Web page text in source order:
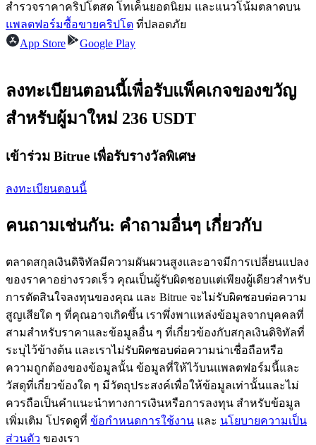
เป็นเทรดเดอร์คัดลอก
เพลิดเพลินกับการแบ่งปันผลกำไรและค่าคอมมิชชั่นการคัด
ลอกการซื้อขาย
สำรวจราคาคริปโตสด โทเค็นยอดนิยม และแนวโน้มตลาดบน
แพลตฟอร์มซื้อขายคริปโต ที่ปลอดภัย
App Store
Google Play
ลงทะเบียนตอนนี้เพื่อรับแพ็คเกจของขวัญ
สำหรับผู้มาใหม่ 236 USDT
เข้าร่วม Bitrue เพื่อรับรางวัลพิเศษ
ลงทะเบียนตอนนี้
คนถามเช่นกัน: คำถามอื่นๆ เกี่ยวกับ
ตลาดสกุลเงินดิจิทัลมีความผันผวนสูงและอาจมีการเปลี่ยนแปลง
ของราคาอย่างรวดเร็ว คุณเป็นผู้รับผิดชอบแต่เพียงผู้เดียวสำหรับ
การตัดสินใจลงทุนของคุณ และ Bitrue จะไม่รับผิดชอบต่อความ
สูญเสียใด ๆ ที่คุณอาจเกิดขึ้น เราพึ่งพาแหล่งข้อมูลจากบุคคลที่
สามสำหรับราคาและข้อมูลอื่น ๆ ที่เกี่ยวข้องกับสกุลเงินดิจิทัลที่
ระบุไว้ข้างต้น และเราไม่รับผิดชอบต่อความน่าเชื่อถือหรือ
ความถูกต้องของข้อมูลนั้น ข้อมูลที่ให้ไว้บนแพลตฟอร์มนี้และ
วัสดุที่เกี่ยวข้องใด ๆ มีวัตถุประสงค์เพื่อให้ข้อมูลเท่านั้นและไม่
ควรถือเป็นคำแนะนำทางการเงินหรือการลงทุน สำหรับข้อมูล
เพิ่มเติม โปรดดูที่ ข้อกำหนดการใช้งาน และ นโยบายความเป็น
ส่วนตัว ของเรา